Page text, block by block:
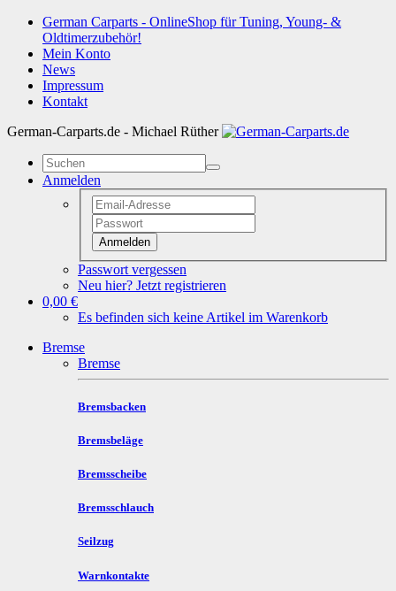
German Carparts - OnlineShop für Tuning, Young- &
Oldtimerzubehör!
Mein Konto
News
Impressum
Kontakt
German-Carparts.de - Michael Rüther
Anmelden
Anmelden
Passwort vergessen
Neu hier? Jetzt registrieren
0,00 €
Es befinden sich keine Artikel im Warenkorb
Bremse
Bremse
Bremsbacken
Bremsbeläge
Bremsscheibe
Bremsschlauch
Seilzug
Warnkontakte